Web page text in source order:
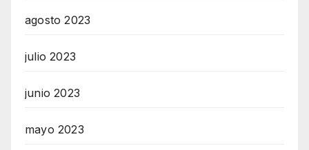
agosto 2023
julio 2023
junio 2023
mayo 2023